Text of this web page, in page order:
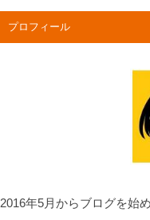
プロフィール
2016年5月からブログを始